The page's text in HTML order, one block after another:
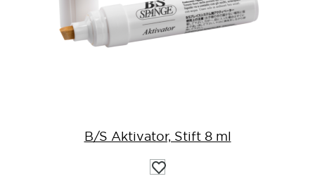
B/S Aktivator, Stift 8 ml
Auf
die